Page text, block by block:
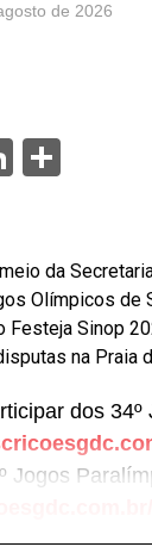
de 2026
LinkedIn
da
Olímpicos
Festeja Sinop
na Praia
dos
Jogos